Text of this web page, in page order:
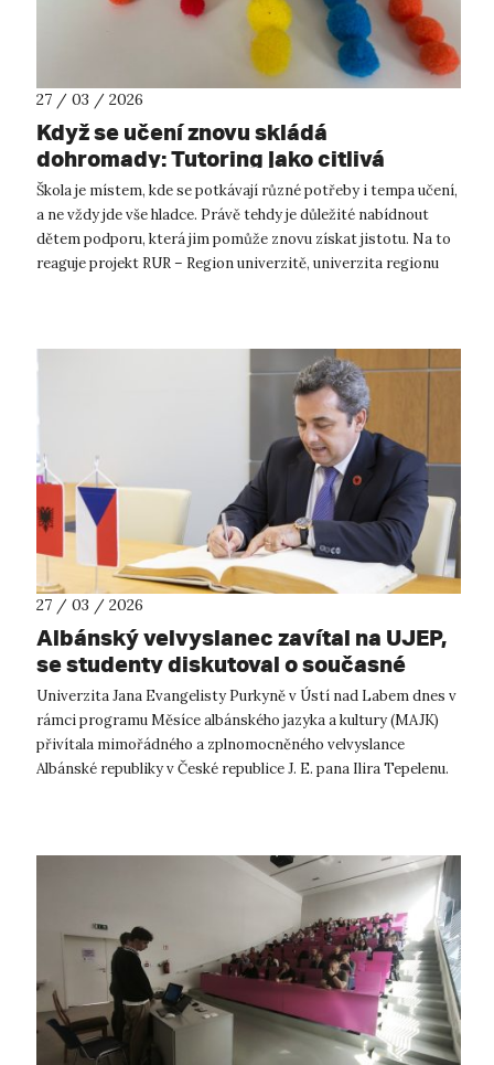
27 / 03 / 2026
Když se učení znovu skládá
dohromady: Tutoring jako citlivá
podpora dětí, škol i budoucích učitelů
Škola je místem, kde se potkávají různé potřeby i tempa učení,
a ne vždy jde vše hladce. Právě tehdy je důležité nabídnout
dětem podporu, která jim pomůže znovu získat jistotu. Na to
reaguje projekt RUR – Region univerzitě, univerzita regionu
27 / 03 / 2026
Albánský velvyslanec zavítal na UJEP,
se studenty diskutoval o současné
Albánii
Univerzita Jana Evangelisty Purkyně v Ústí nad Labem dnes v
rámci programu Měsíce albánského jazyka a kultury (MAJK)
přivítala mimořádného a zplnomocněného velvyslance
Albánské republiky v České republice J. E. pana Ilira Tepelenu.